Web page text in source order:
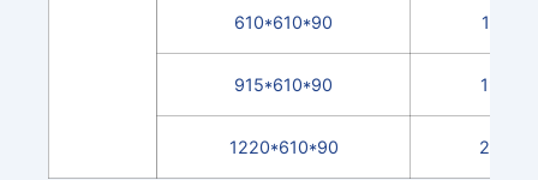
610*610*90 13.1
915*610*90 19.7
1220*610*90 26.5